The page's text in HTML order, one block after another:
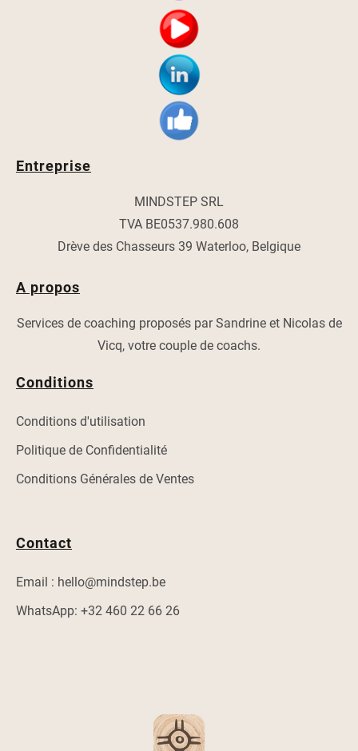
Entreprise
MINDSTEP SRL
TVA BE0537.980.608
Drève des Chasseurs 39 Waterloo, Belgique
A propos
Services de coaching proposés par Sandrine et Nicolas de
Vicq, votre couple de coachs.
Conditions
Conditions d'utilisation
Politique de Confidentialité
Conditions Générales de Ventes
Contact
Email : hello@mindstep.be
WhatsApp: +32 460 22 66 26